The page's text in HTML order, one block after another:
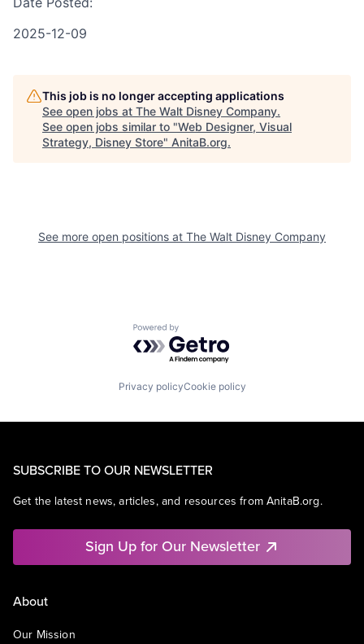
2025-12-09
This job is no longer accepting applications
See open jobs at The Walt Disney Company.
See open jobs similar to "Web Designer, Visual
Strategy, Disney Store" AnitaB.org.
See more open positions at The Walt Disney Company
Powered by Getro.com
Privacy policyCookie policy
SUBSCRIBE TO OUR NEWSLETTER
Get the latest news, articles, and resources from AnitaB.org.
Sign Up for Our Newsletter
About
Our Mission